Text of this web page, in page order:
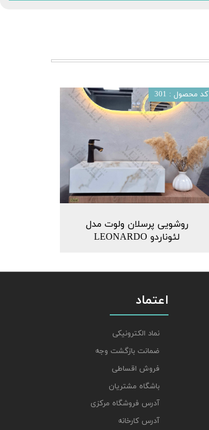
روشویی پرسلان ولوت مدل
لئوناردو LEONARDO
کد محصول : 301
اعتماد
نماد الکترونیکی
ضمانت بازگشت وجه
فروش اقساطی
باشگاه مشتریان
آدرس فروشگاه مرکزی
آدرس کارخانه